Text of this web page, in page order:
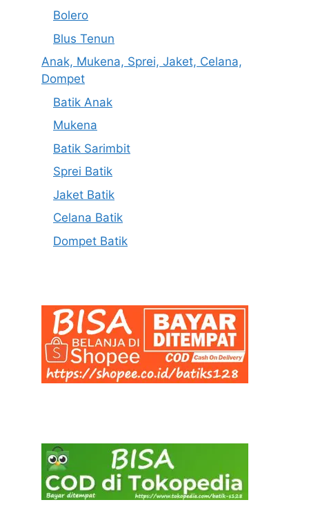
Bolero
Blus Tenun
Anak, Mukena, Sprei, Jaket, Celana,
Dompet
Batik Anak
Mukena
Batik Sarimbit
Sprei Batik
Jaket Batik
Celana Batik
Dompet Batik